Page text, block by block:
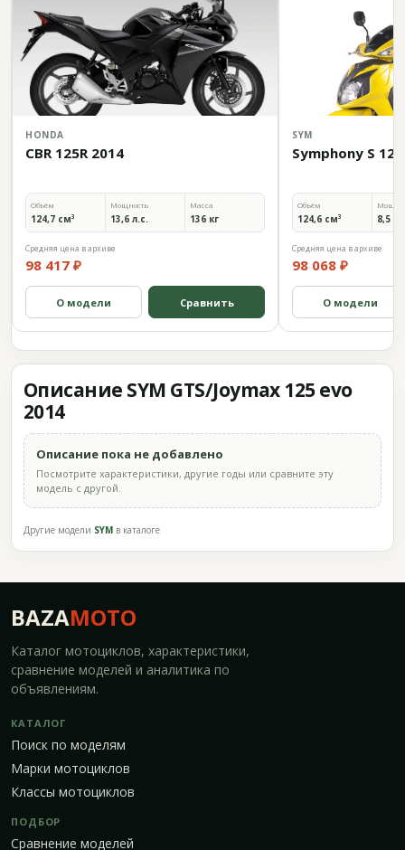
HONDA
CBR 125R 2014
Объём
124,7 см³
Мощность
13,6 л.с.
Масса
136 кг
Средняя цена в архиве
98 417 ₽
О модели Сравнить
SYM
Symphony S
Объём
124,6 см³ 8,5
Средняя цена в архиве
98 068 ₽
О модели
Описание SYM GTS/Joymax 125 evo
2014
Описание пока не добавлено
Посмотрите характеристики, другие годы или сравните эту
модель с другой.
Другие модели SYM в каталоге
BAZAMOTO
Каталог мотоциклов, характеристики,
сравнение моделей и аналитика по
объявлениям.
КАТАЛОГ
Поиск по моделям
Марки мотоциклов
Классы мотоциклов
ПОДБОР
Сравнение моделей